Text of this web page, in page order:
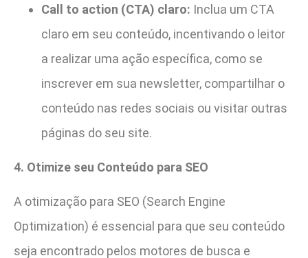
Call to action (CTA) claro: Inclua um CTA
claro em seu conteúdo, incentivando o leitor
a realizar uma ação específica, como se
inscrever em sua newsletter, compartilhar o
conteúdo nas redes sociais ou visitar outras
páginas do seu site.
4. Otimize seu Conteúdo para SEO
A otimização para SEO (Search Engine
Optimization) é essencial para que seu conteúdo
seja encontrado pelos motores de busca e